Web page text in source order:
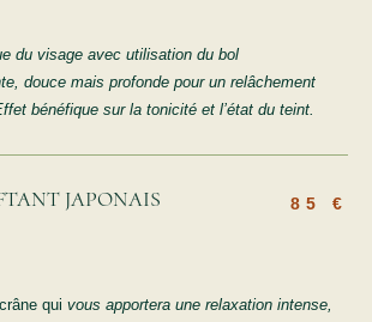
du visage avec utilisation du bol
douce mais profonde pour un relâchement
bénéfique sur la tonicité et l’état du teint.
JAPONAIS 85 €
qui vous apportera une relaxation intense,